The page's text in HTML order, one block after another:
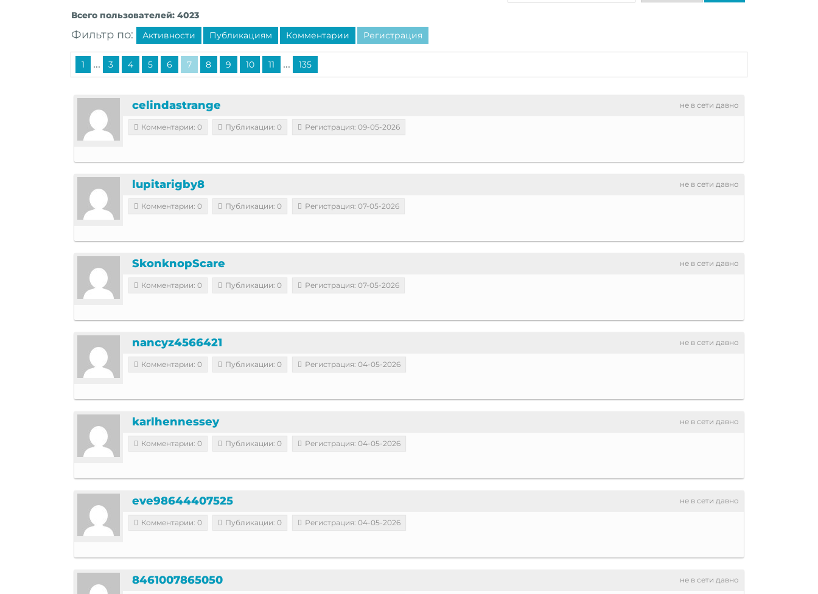
Всего пользователей: 4023
Фильтр по: Активности Публикациям Комментарии Регистрация
1 ... 3 4 5 6 7 8 9 10 11 ... 135
не в сети давно
celindastrange
Комментарии: 0 Публикации: 0 Регистрация: 09-05-2026
не в сети давно
lupitarigby8
Комментарии: 0 Публикации: 0 Регистрация: 07-05-2026
не в сети давно
SkonknopScare
Комментарии: 0 Публикации: 0 Регистрация: 07-05-2026
не в сети давно
nancyz4566421
Комментарии: 0 Публикации: 0 Регистрация: 04-05-2026
не в сети давно
karlhennessey
Комментарии: 0 Публикации: 0 Регистрация: 04-05-2026
не в сети давно
eve98644407525
Комментарии: 0 Публикации: 0 Регистрация: 04-05-2026
не в сети давно
8461007865050